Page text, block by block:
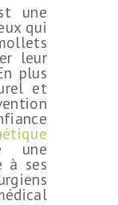
une
qui
leur
plus
et
une
à ses